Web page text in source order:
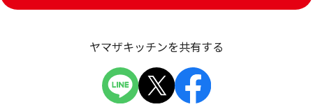
ヤマザキッチンを共有する